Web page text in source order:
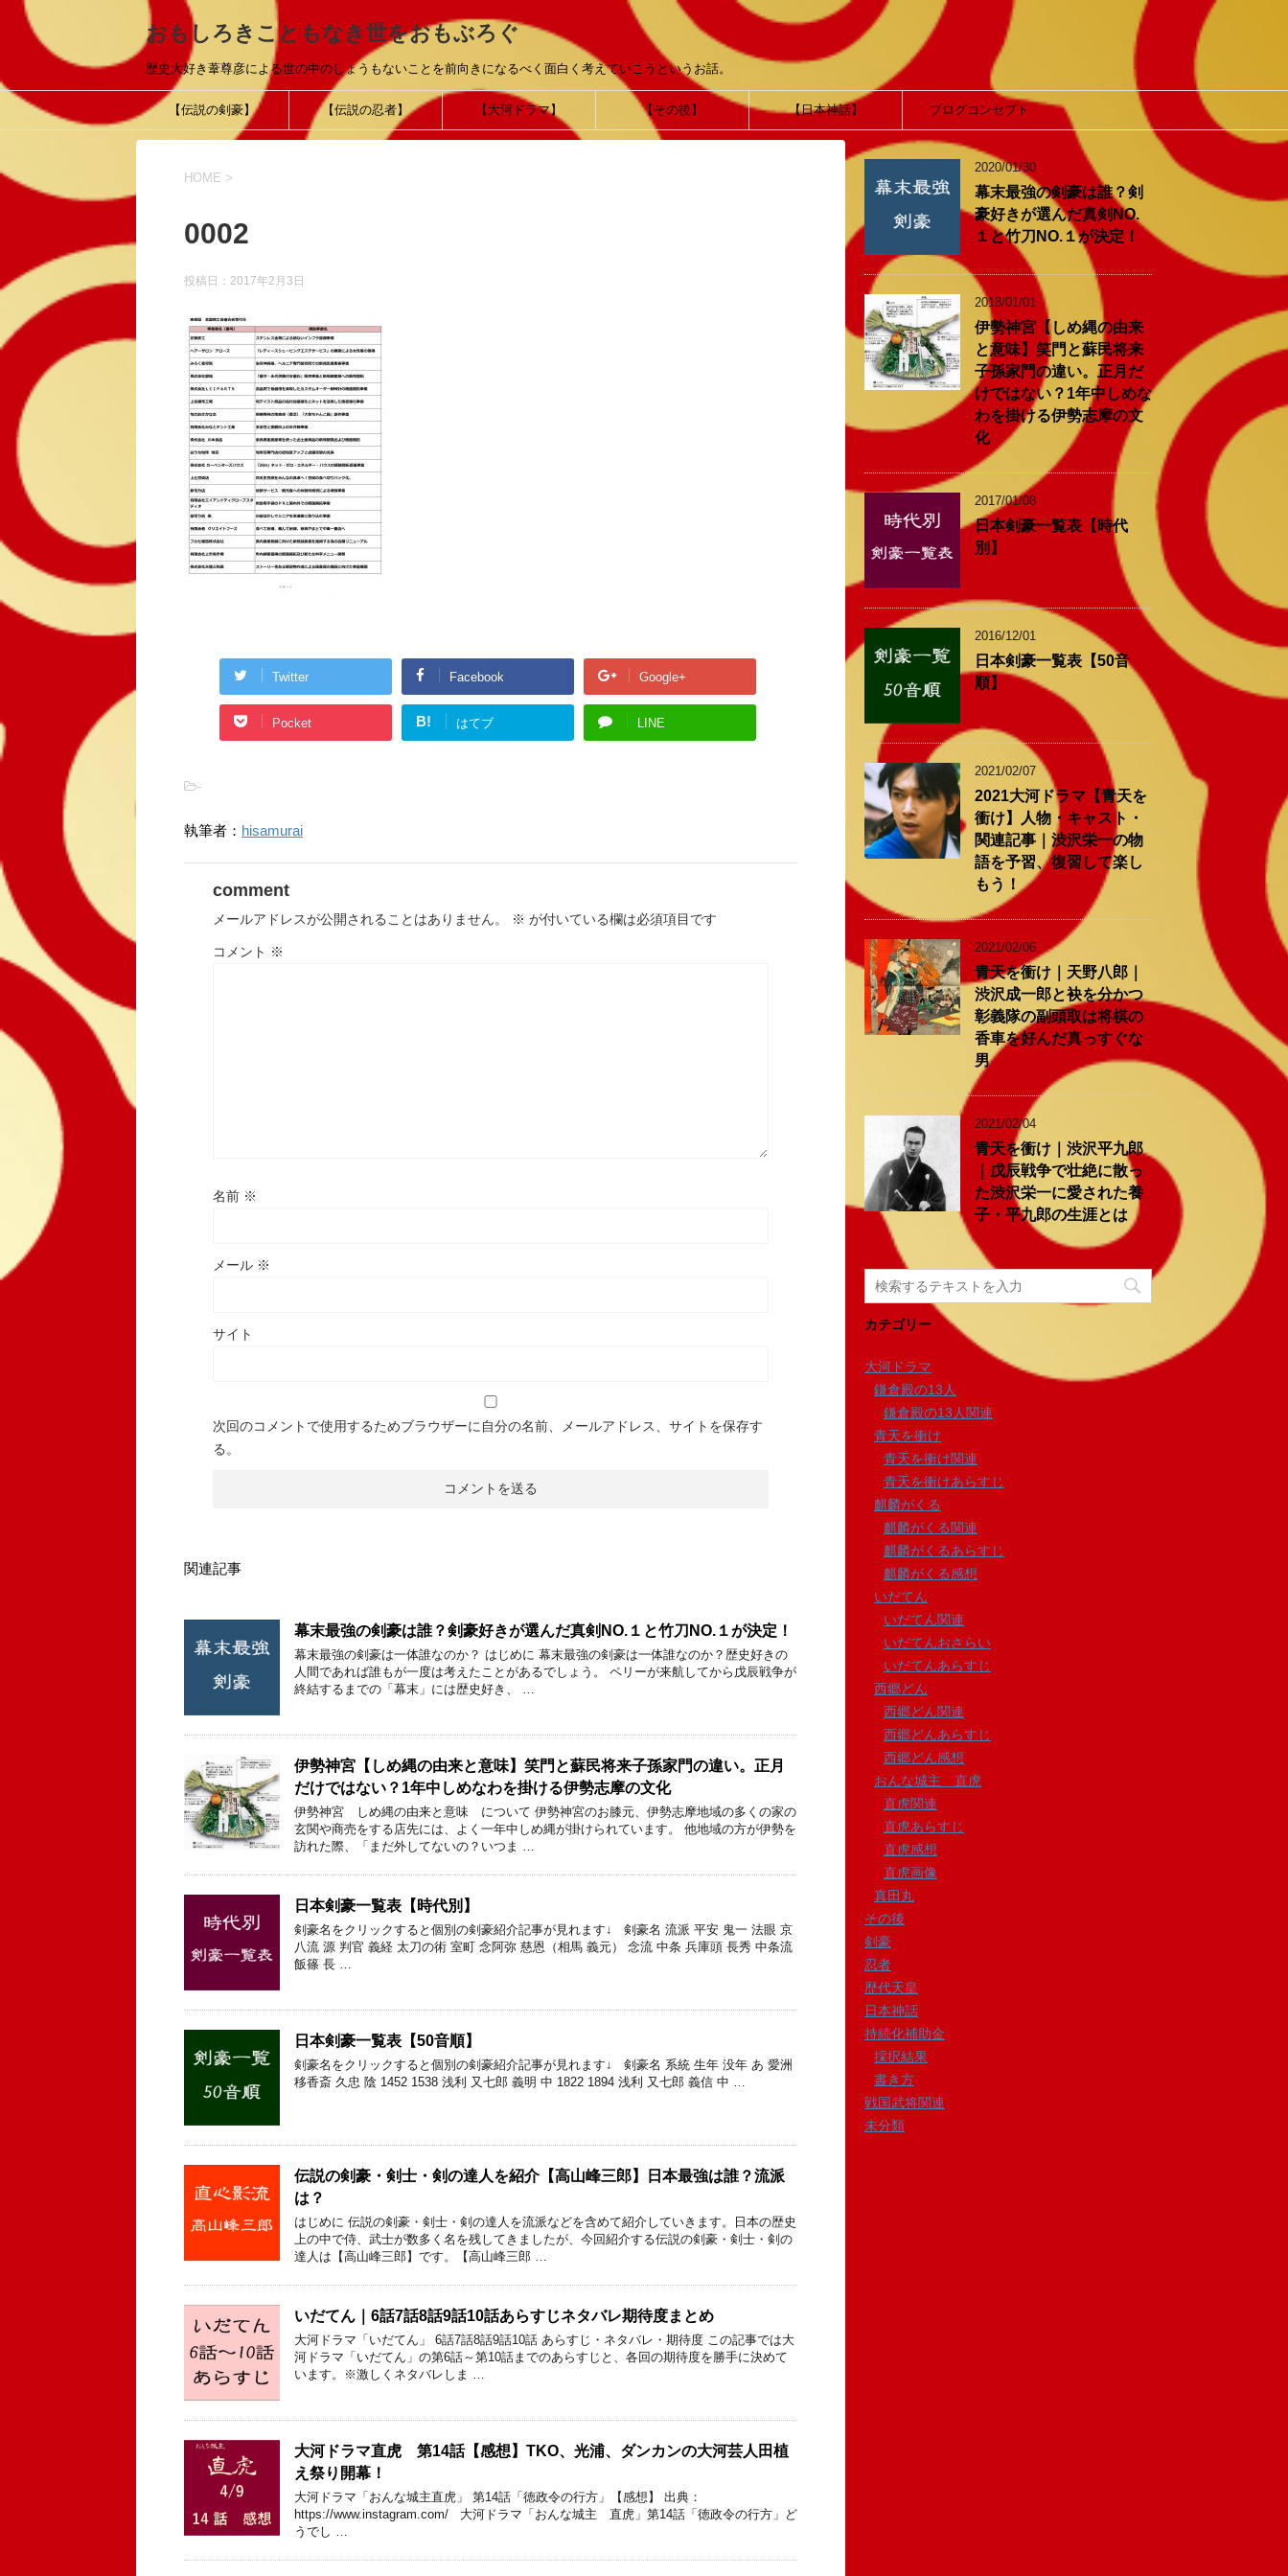
おもしろきこともなき世をおもぶろぐ
歴史大好き葦尊彦による世の中のしょうもないことを前向きになるべく面白く考えていこうというお話。
【伝説の剣豪】 【伝説の忍者】 【大河ドラマ】 【その後】 【日本神話】 ブログコンセプト
HOME >
0002
投稿日： 2017年2月3日
Twitter Facebook Google+
Pocket B! はてブ LINE
-
執筆者： hisamurai
comment
メールアドレスが公開されることはありません。 ※ が付いている欄は必須項目です
コメント ※
名前 ※
メール ※
サイト
次回のコメントで使用するためブラウザーに自分の名前、メールアドレス、サイトを保存す
る。
関連記事
幕末最強の剣豪は誰？剣豪好きが選んだ真剣NO.１と竹刀NO.１が決定！
幕末最強の剣豪は一体誰なのか？ はじめに 幕末最強の剣豪は一体誰なのか？歴史好きの
人間であれば誰もが一度は考えたことがあるでしょう。 ペリーが来航してから戊辰戦争が
終結するまでの「幕末」には歴史好き、 …
伊勢神宮【しめ縄の由来と意味】笑門と蘇民将来子孫家門の違い。正月
だけではない？1年中しめなわを掛ける伊勢志摩の文化
伊勢神宮 しめ縄の由来と意味 について 伊勢神宮のお膝元、伊勢志摩地域の多くの家の
玄関や商売をする店先には、よく一年中しめ縄が掛けられています。 他地域の方が伊勢を
訪れた際、「まだ外してないの？いつま …
日本剣豪一覧表【時代別】
剣豪名をクリックすると個別の剣豪紹介記事が見れます↓ 剣豪名 流派 平安 鬼一 法眼 京
八流 源 判官 義経 太刀の術 室町 念阿弥 慈恩（相馬 義元） 念流 中条 兵庫頭 長秀 中条流
飯篠 長 …
日本剣豪一覧表【50音順】
剣豪名をクリックすると個別の剣豪紹介記事が見れます↓ 剣豪名 系統 生年 没年 あ 愛洲
移香斎 久忠 陰 1452 1538 浅利 又七郎 義明 中 1822 1894 浅利 又七郎 義信 中 …
伝説の剣豪・剣士・剣の達人を紹介【高山峰三郎】日本最強は誰？流派
は？
はじめに 伝説の剣豪・剣士・剣の達人を流派などを含めて紹介していきます。日本の歴史
上の中で侍、武士が数多く名を残してきましたが、今回紹介する伝説の剣豪・剣士・剣の
達人は【高山峰三郎】です。【高山峰三郎 …
いだてん｜6話7話8話9話10話あらすじネタバレ期待度まとめ
大河ドラマ「いだてん」 6話7話8話9話10話 あらすじ・ネタバレ・期待度 この記事では大
河ドラマ「いだてん」の第6話～第10話までのあらすじと、各回の期待度を勝手に決めて
います。※激しくネタバレしま …
大河ドラマ直虎 第14話【感想】TKO、光浦、ダンカンの大河芸人田植
え祭り開幕！
大河ドラマ「おんな城主直虎」 第14話「徳政令の行方」【感想】 出典：
https://www.instagram.com/ 大河ドラマ「おんな城主 直虎」第14話「徳政令の行方」ど
うでし …
2020/01/30
幕末最強の剣豪は誰？剣
豪好きが選んだ真剣NO.
１と竹刀NO.１が決定！
2018/01/01
伊勢神宮【しめ縄の由来
と意味】笑門と蘇民将来
子孫家門の違い。正月だ
けではない？1年中しめな
わを掛ける伊勢志摩の文
化
2017/01/08
日本剣豪一覧表【時代
別】
2016/12/01
日本剣豪一覧表【50音
順】
2021/02/07
2021大河ドラマ【青天を
衝け】人物・キャスト・
関連記事｜渋沢栄一の物
語を予習、復習して楽し
もう！
2021/02/06
青天を衝け｜天野八郎｜
渋沢成一郎と袂を分かつ
彰義隊の副頭取は将棋の
香車を好んだ真っすぐな
男
2021/02/04
青天を衝け｜渋沢平九郎
｜戊辰戦争で壮絶に散っ
た渋沢栄一に愛された養
子・平九郎の生涯とは
カテゴリー
大河ドラマ
鎌倉殿の13人
鎌倉殿の13人関連
青天を衝け
青天を衝け関連
青天を衝けあらすじ
麒麟がくる
麒麟がくる関連
麒麟がくるあらすじ
麒麟がくる感想
いだてん
いだてん関連
いだてんおさらい
いだてんあらすじ
西郷どん
西郷どん関連
西郷どんあらすじ
西郷どん感想
おんな城主 直虎
直虎関連
直虎あらすじ
直虎感想
直虎画像
真田丸
その後
剣豪
忍者
歴代天皇
日本神話
持続化補助金
採択結果
書き方
戦国武将関連
未分類